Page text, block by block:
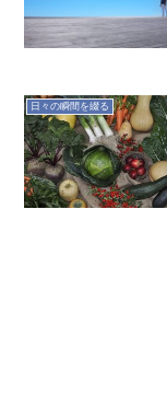
日々の瞬間を綴る